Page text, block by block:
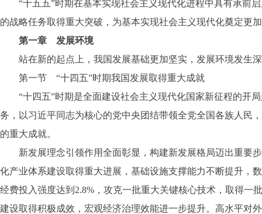
“十五五”时期在基本实现社会主义现代化进程中具有承前启
的战略任务取得重大突破，为基本实现社会主义现代化奠定更
第一章 发展环境
站在新的起点上，我国发展基础更加坚实，发展环境发生
第一节 “十四五”时期我国发展取得重大成就
“十四五”时期是全面建设社会主义现代化国家新征程的开局
务，以习近平同志为核心的党中央团结带领全党全国各族人民
的重大成就。
新发展理念引领作用全面彰显，构建新发展格局迈出重要步
化产业体系建设取得重大进展，基础设施支撑能力不断提升，
经费投入强度达到2.8%，攻克一批重大关键核心技术，取得一
建设取得积极成效，宏观经济治理效能进一步提升。高水平对